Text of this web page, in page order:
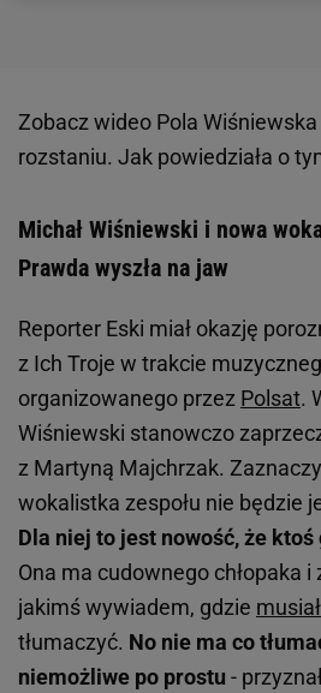
Zobacz wideo Pola
rozstaniu. Jak powiedziała o
Michał Wiśniewski i nowa
Prawda wyszła na jaw
Reporter Eski miał okazję
z Ich Troje w trakcie
organizowanego przez Polsat.
Wiśniewski stanowczo
z Martyną Majchrzak.
wokalistka zespołu nie będzie
Dla niej to jest nowość, że ktoś
Ona ma cudownego chłopaka i
jakimś wywiadem, gdzie
tłumaczyć. No nie ma co
niemożliwe po prostu -